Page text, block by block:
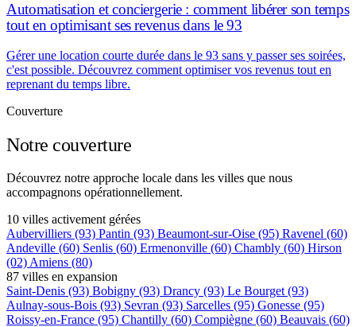
Automatisation et conciergerie : comment libérer son temps
tout en optimisant ses revenus dans le 93
Gérer une location courte durée dans le 93 sans y passer ses soirées,
c'est possible. Découvrez comment optimiser vos revenus tout en
reprenant du temps libre.
Couverture
Notre couverture
Découvrez notre approche locale dans les villes que nous
accompagnons opérationnellement.
10 villes activement gérées
Aubervilliers (93) Pantin (93) Beaumont-sur-Oise (95) Ravenel (60)
Andeville (60) Senlis (60) Ermenonville (60) Chambly (60) Hirson
(02) Amiens (80)
87 villes en expansion
Saint-Denis (93) Bobigny (93) Drancy (93) Le Bourget (93)
Aulnay-sous-Bois (93) Sevran (93) Sarcelles (95) Gonesse (95)
Roissy-en-France (95) Chantilly (60) Compiègne (60) Beauvais (60)